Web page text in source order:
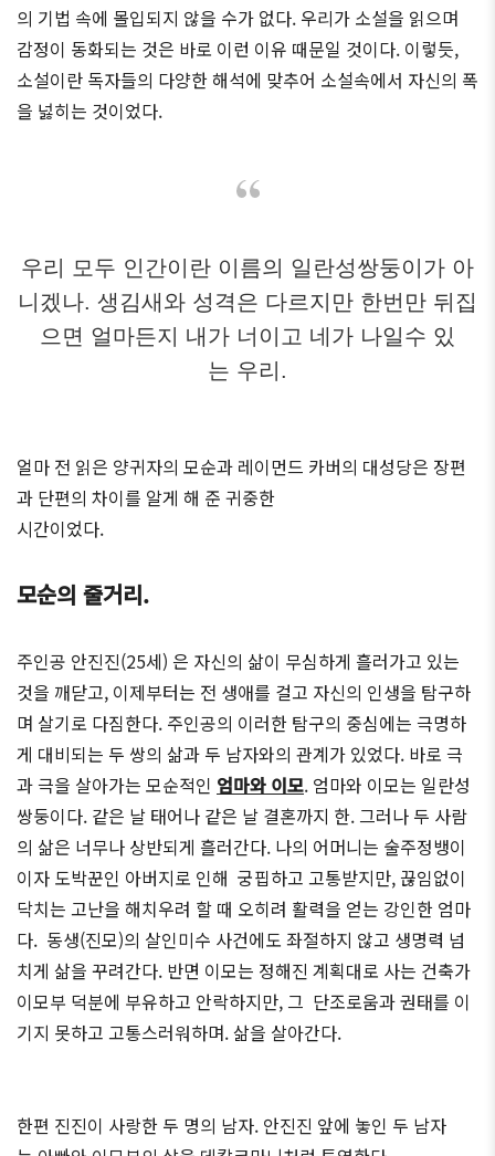
의 기법 속에 몰입되지 않을 수가 없다. 우리가 소설을 읽으며
감정이 동화되는 것은 바로 이런 이유 때문일 것이다. 이렇듯,
소설이란 독자들의 다양한 해석에 맞추어 소설속에서 자신의 폭
을 넗히는 것이었다.
우리 모두 인간이란 이름의 일란성쌍둥이가 아
니겠나. 생김새와 성격은 다르지만 한번만 뒤집
으면 얼마든지 내가 너이고 네가 나일수 있
는 우리.
얼마 전 읽은 양귀자의 모순과 레이먼드 카버의 대성당은 장편
과 단편의 차이를 알게 해 준 귀중한
시간이었다.
모순의 줄거리.
주인공 안진진(25세) 은 자신의 삶이 무심하게 흘러가고 있는
것을 깨닫고, 이제부터는 전 생애를 걸고 자신의 인생을 탐구하
며 살기로 다짐한다. 주인공의 이러한 탐구의 중심에는 극명하
게 대비되는 두 쌍의 삶과 두 남자와의 관계가 있었다. 바로 극
과 극을 살아가는 모순적인 엄마와 이모. 엄마와 이모는 일란성
쌍둥이다. 같은 날 태어나 같은 날 결혼까지 한. 그러나 두 사람
의 삶은 너무나 상반되게 흘러간다. 나의 어머니는 술주정뱅이
이자 도박꾼인 아버지로 인해 궁핍하고 고통받지만, 끊임없이
닥치는 고난을 해치우려 할 때 오히려 활력을 얻는 강인한 엄마
다. 동생(진모)의 살인미수 사건에도 좌절하지 않고 생명력 넘
치게 삶을 꾸려간다. 반면 이모는 정해진 계획대로 사는 건축가
이모부 덕분에 부유하고 안락하지만, 그 단조로움과 권태를 이
기지 못하고 고통스러워하며. 삶을 살아간다.
한편 진진이 사랑한 두 명의 남자. 안진진 앞에 놓인 두 남자